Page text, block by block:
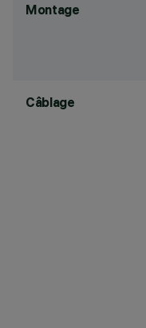
Montage
Câblage